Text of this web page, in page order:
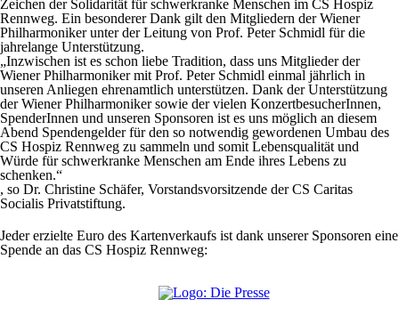
Zeichen der Solidarität für schwerkranke Menschen im CS Hospiz
Rennweg. Ein besonderer Dank gilt den Mitgliedern der Wiener
Philharmoniker unter der Leitung von Prof. Peter Schmidl für die
jahrelange Unterstützung.
„Inzwischen ist es schon liebe Tradition, dass uns Mitglieder der
Wiener Philharmoniker mit Prof. Peter Schmidl einmal jährlich in
unseren Anliegen ehrenamtlich unterstützen. Dank der Unterstützung
der Wiener Philharmoniker sowie der vielen KonzertbesucherInnen,
SpenderInnen und unseren Sponsoren ist es uns möglich an diesem
Abend Spendengelder für den so notwendig gewordenen Umbau des
CS Hospiz Rennweg zu sammeln und somit Lebensqualität und
Würde für schwerkranke Menschen am Ende ihres Lebens zu
schenken.“
, so Dr. Christine Schäfer, Vorstandsvorsitzende der CS Caritas
Socialis Privatstiftung.
Jeder erzielte Euro des Kartenverkaufs ist dank unserer Sponsoren eine
Spende an das CS Hospiz Rennweg: